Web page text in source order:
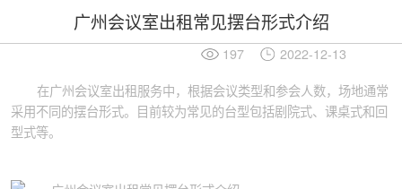
广州会议室出租常见摆台形式介绍
197 2022-12-13
在广州会议室出租服务中，根据会议类型和参会人数，场地通常
采用不同的摆台形式。目前较为常见的台型包括剧院式、课桌式和回
型式等。